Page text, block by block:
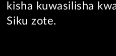
kisha kuwasilisha
Siku zote.